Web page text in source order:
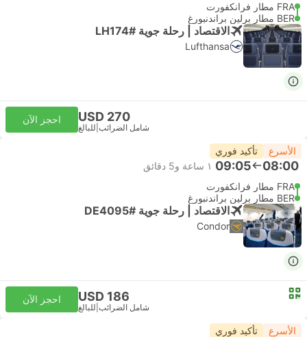
FRA مطار فرانكفورت
BER مطار برلين براندنبورغ
الاقتصاد | رحلة جوية #LH174
Lufthansa
USD 270
شامل الضرائب للبالغ
احجز الآن
الأسرع تأكيد فوري
08:00
09:05 ١ ساعة و‫5 دقائق
FRA مطار فرانكفورت
BER مطار برلين براندنبورغ
الاقتصاد | رحلة جوية #DE4095
Condor
USD 186
شامل الضرائب للبالغ
احجز الآن
الأسرع تأكيد فوري